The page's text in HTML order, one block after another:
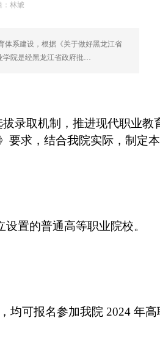
：林虓
体系建设，根据《关于做好黑龙江省
学院是经黑龙江省政府批…
录取机制，推进现代职业教
要求，结合我院实际，制定本
置的普通高等职业院校。
均可报名参加我院 2024 年高